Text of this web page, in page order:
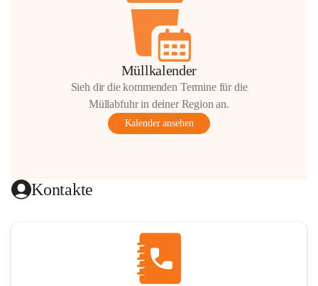
Müllkalender
Sieh dir die kommenden Termine für die
Müllabfuhr in deiner Region an.
Kalender ansehen
Kontakte